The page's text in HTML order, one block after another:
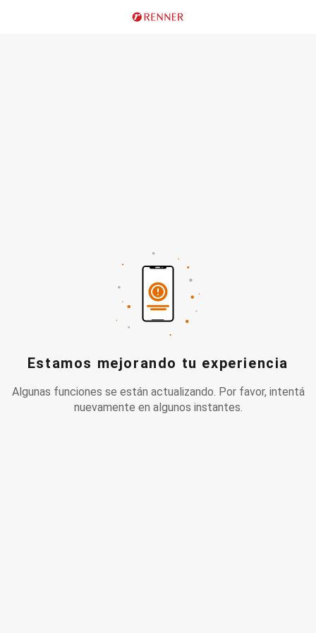
Estamos mejorando tu experiencia
Algunas funciones se están actualizando. Por favor, intentá
nuevamente en algunos instantes.